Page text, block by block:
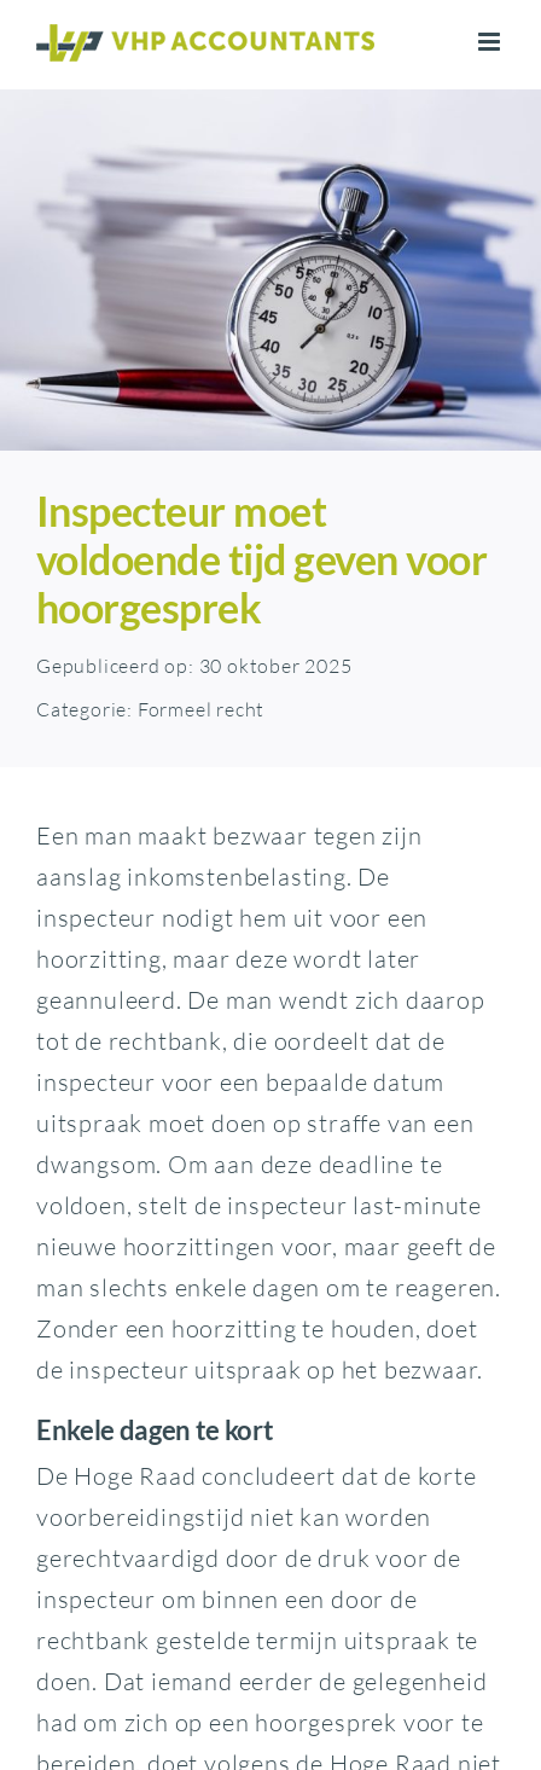
naar
Inspecteur moet
voldoende tijd geven voor
hoorgesprek
Gepubliceerd op: 30 oktober 2025
Categorie: Formeel recht
Een man maakt bezwaar tegen zijn
aanslag inkomstenbelasting. De
inspecteur nodigt hem uit voor een
hoorzitting, maar deze wordt later
geannuleerd. De man wendt zich daarop
tot de rechtbank, die oordeelt dat de
inspecteur voor een bepaalde datum
uitspraak moet doen op straffe van een
dwangsom. Om aan deze deadline te
voldoen, stelt de inspecteur last-minute
nieuwe hoorzittingen voor, maar geeft de
man slechts enkele dagen om te reageren.
Zonder een hoorzitting te houden, doet
de inspecteur uitspraak op het bezwaar.
Enkele dagen te kort
De Hoge Raad concludeert dat de korte
voorbereidingstijd niet kan worden
gerechtvaardigd door de druk voor de
inspecteur om binnen een door de
rechtbank gestelde termijn uitspraak te
doen. Dat iemand eerder de gelegenheid
had om zich op een hoorgesprek voor te
bereiden, doet volgens de Hoge Raad niet